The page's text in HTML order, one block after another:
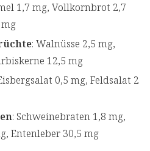
1,7 mg, Vollkornbrot 2,7
: Walnüsse 2,5 mg,
12,5 mg
0,5 mg, Feldsalat 2
: Schweinebraten 1,8 mg,
Entenleber 30,5 mg